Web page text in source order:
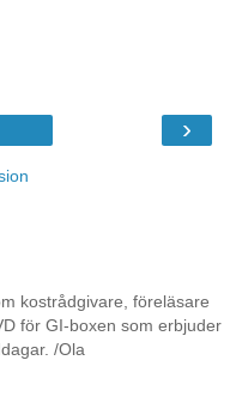
›
kostrådgivare, föreläsare
för GI-boxen som erbjuder
/Ola